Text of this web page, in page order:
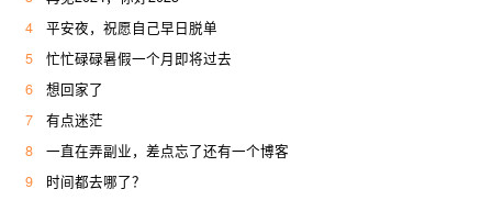
4
平安夜，祝愿自己早日脱单
5
忙忙碌碌暑假一个月即将过去
6
想回家了
7
有点迷茫
8
一直在弄副业，差点忘了还有一个博客
9
时间都去哪了？